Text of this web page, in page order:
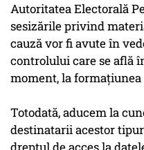
Autoritatea Electorală
sesizările privind
cauză vor fi avute în
controlului care se află
moment, la
Totodată, aducem la
destinatarii acestor